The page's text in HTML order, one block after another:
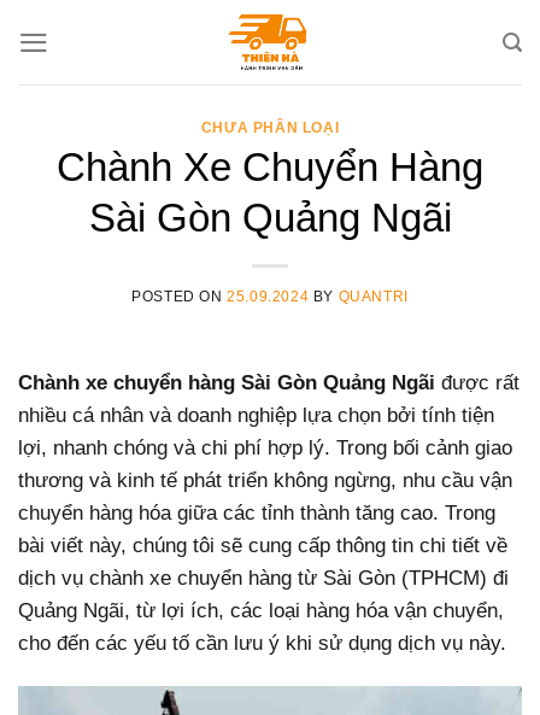
CHƯA PHÂN LOẠI
Chành Xe Chuyển Hàng
Sài Gòn Quảng Ngãi
POSTED ON25.09.2024 BY QUANTRI
Chành xe chuyển hàng Sài Gòn Quảng Ngãi được rất
nhiều cá nhân và doanh nghiệp lựa chọn bởi tính tiện
lợi, nhanh chóng và chi phí hợp lý. Trong bối cảnh giao
thương và kinh tế phát triển không ngừng, nhu cầu vận
chuyển hàng hóa giữa các tỉnh thành tăng cao. Trong
bài viết này, chúng tôi sẽ cung cấp thông tin chi tiết về
dịch vụ chành xe chuyển hàng từ Sài Gòn (TPHCM) đi
Quảng Ngãi, từ lợi ích, các loại hàng hóa vận chuyển,
cho đến các yếu tố cần lưu ý khi sử dụng dịch vụ này.